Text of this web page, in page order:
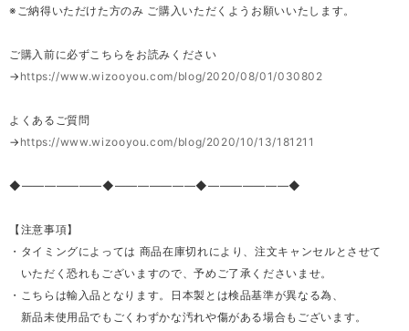
※ご納得いただけた方のみ ご購入いただくようお願いいたします。
ご購入前に必ずこちらをお読みください
→ https://www.wizooyou.com/blog/2020/08/01/030802
よくあるご質問
→ https://www.wizooyou.com/blog/2020/10/13/181211
◆―――――――◆―――――――◆―――――――◆
【注意事項】
・タイミングによっては 商品在庫切れにより、注文キャンセルとさせて
いただく恐れもございますので、予めご了承くださいませ。
・こちらは輸入品となります。日本製とは検品基準が異なる為、
新品未使用品でもごくわずかな汚れや傷がある場合もございます。